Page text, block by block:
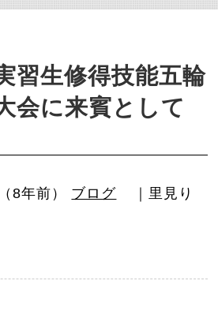
習生修得技能五輪
会に来賓として
8年前） ブログ
｜里見り